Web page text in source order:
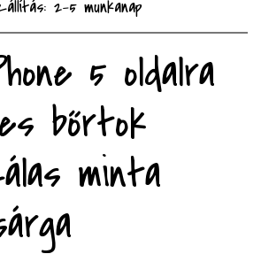
2-5 munkanap
5 oldalra
bőrtok
minta